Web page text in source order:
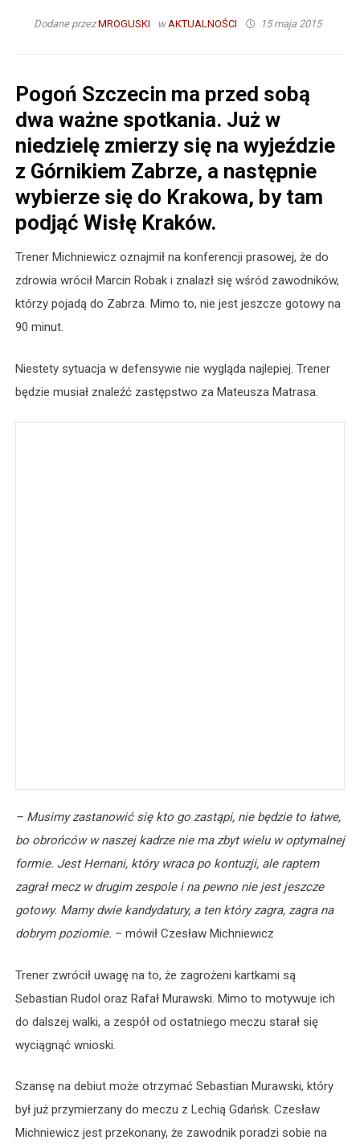
Dodane przezMROGUSKI wAKTUALNOŚCI 15 maja 2015
Pogoń Szczecin ma przed sobą
dwa ważne spotkania. Już w
niedzielę zmierzy się na wyjeździe
z Górnikiem Zabrze, a następnie
wybierze się do Krakowa, by tam
podjąć Wisłę Kraków.
Trener Michniewicz oznajmił na konferencji prasowej, że do
zdrowia wrócił Marcin Robak i znalazł się wśród zawodników,
którzy pojadą do Zabrza. Mimo to, nie jest jeszcze gotowy na
90 minut.
Niestety sytuacja w defensywie nie wygląda najlepiej. Trener
będzie musiał znaleźć zastępstwo za Mateusza Matrasa.
– Musimy zastanowić się kto go zastąpi, nie będzie to łatwe,
bo obrońców w naszej kadrze nie ma zbyt wielu w optymalnej
formie. Jest Hernani, który wraca po kontuzji, ale raptem
zagrał mecz w drugim zespole i na pewno nie jest jeszcze
gotowy. Mamy dwie kandydatury, a ten który zagra, zagra na
dobrym poziomie. – mówił Czesław Michniewicz
Trener zwrócił uwagę na to, że zagrożeni kartkami są
Sebastian Rudol oraz Rafał Murawski. Mimo to motywuje ich
do dalszej walki, a zespół od ostatniego meczu starał się
wyciągnąć wnioski.
Szansę na debiut może otrzymać Sebastian Murawski, który
był już przymierzany do meczu z Lechią Gdańsk. Czesław
Michniewicz jest przekonany, że zawodnik poradzi sobie na